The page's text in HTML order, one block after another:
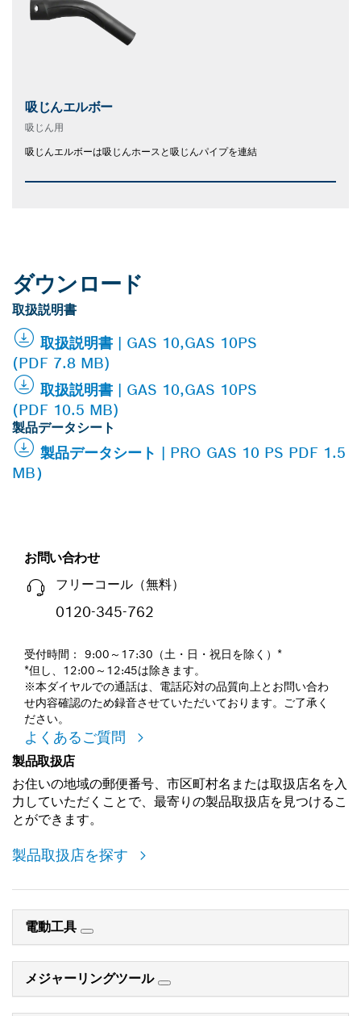
吸じんエルボー
吸じん用
吸じんエルボーは吸じんホースと吸じんパイプを連結
ダウンロード
取扱説明書
取扱説明書 | GAS 10,GAS 10PS
(PDF 7.8 MB)
取扱説明書 | GAS 10,GAS 10PS
(PDF 10.5 MB)
製品データシート
製品データシート | PRO GAS 10 PS PDF 1.5
MB）
お問い合わせ
フリーコール（無料）
0120-345-762
受付時間： 9:00～17:30（土・日・祝日を除く）*
*但し、12:00～12:45は除きます。
※本ダイヤルでの通話は、電話応対の品質向上とお問い合わ
せ内容確認のため録音させていただいております。ご了承く
ださい。
よくあるご質問
製品取扱店
お住いの地域の郵便番号、市区町村名または取扱店名を入
力していただくことで、最寄りの製品取扱店を見つけるこ
とができます。
製品取扱店を探す
電動工具
メジャーリングツール